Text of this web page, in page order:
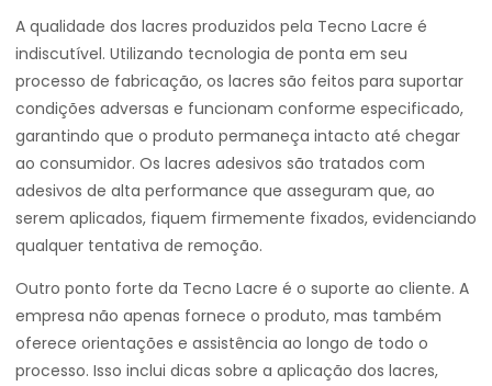
A qualidade dos lacres produzidos pela Tecno Lacre é
indiscutível. Utilizando tecnologia de ponta em seu
processo de fabricação, os lacres são feitos para suportar
condições adversas e funcionam conforme especificado,
garantindo que o produto permaneça intacto até chegar
ao consumidor. Os lacres adesivos são tratados com
adesivos de alta performance que asseguram que, ao
serem aplicados, fiquem firmemente fixados, evidenciando
qualquer tentativa de remoção.
Outro ponto forte da Tecno Lacre é o suporte ao cliente. A
empresa não apenas fornece o produto, mas também
oferece orientações e assistência ao longo de todo o
processo. Isso inclui dicas sobre a aplicação dos lacres,